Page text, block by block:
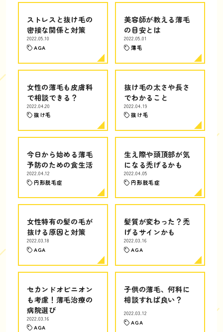
ストレスと抜け毛の
密接な関係と対策
2022.05.10
AGA
美容師が教える薄毛
の目安とは
2022.05.01
薄毛
女性の薄毛も皮膚科
で相談できる？
2022.04.20
抜け毛
抜け毛の太さや長さ
でわかること
2022.04.19
抜け毛
今日から始める薄毛
予防のための食生活
2022.04.12
円形脱毛症
生え際や頭頂部が気
になる禿げるかも
2022.04.05
円形脱毛症
女性特有の髪の毛が
抜ける原因と対策
2022.03.18
AGA
髪質が変わった？禿
げるサインかも
2022.03.16
AGA
セカンドオピニオン
も考慮！薄毛治療の
病院選び
2022.03.16
AGA
子供の薄毛、何科に
相談すれば良い？
2022.03.12
AGA